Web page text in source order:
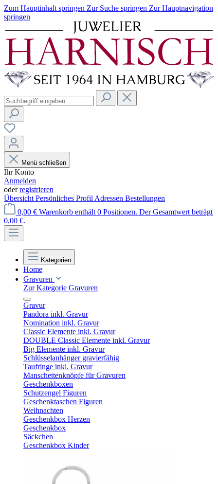
Zum Hauptinhalt springen Zur Suche springen Zur Hauptnavigation
springen
Menü schließen
Ihr Konto
Anmelden
oderregistrieren
Übersicht Persönliches Profil Adressen Bestellungen
0,00 € Warenkorb enthält 0 Positionen. Der Gesamtwert beträgt
0,00 €.
Kategorien
Home
Gravuren
Zur Kategorie Gravuren
Gravur
Pandora inkl. Gravur
Nomination inkl. Gravur
Classic Elemente inkl. Gravur
DOUBLE Classic Elemente inkl. Gravur
Big Elemente inkl. Gravur
Schlüsselanhänger gravierfähig
Taufringe inkl. Gravur
Manschettenknöpfe für Gravuren
Geschenkboxen
Schutzengel Figuren
Geschenktaschen Figuren
Weihnachten
Geschenkbox Herzen
Geschenkbox
Säckchen
Geschenkbox Kinder